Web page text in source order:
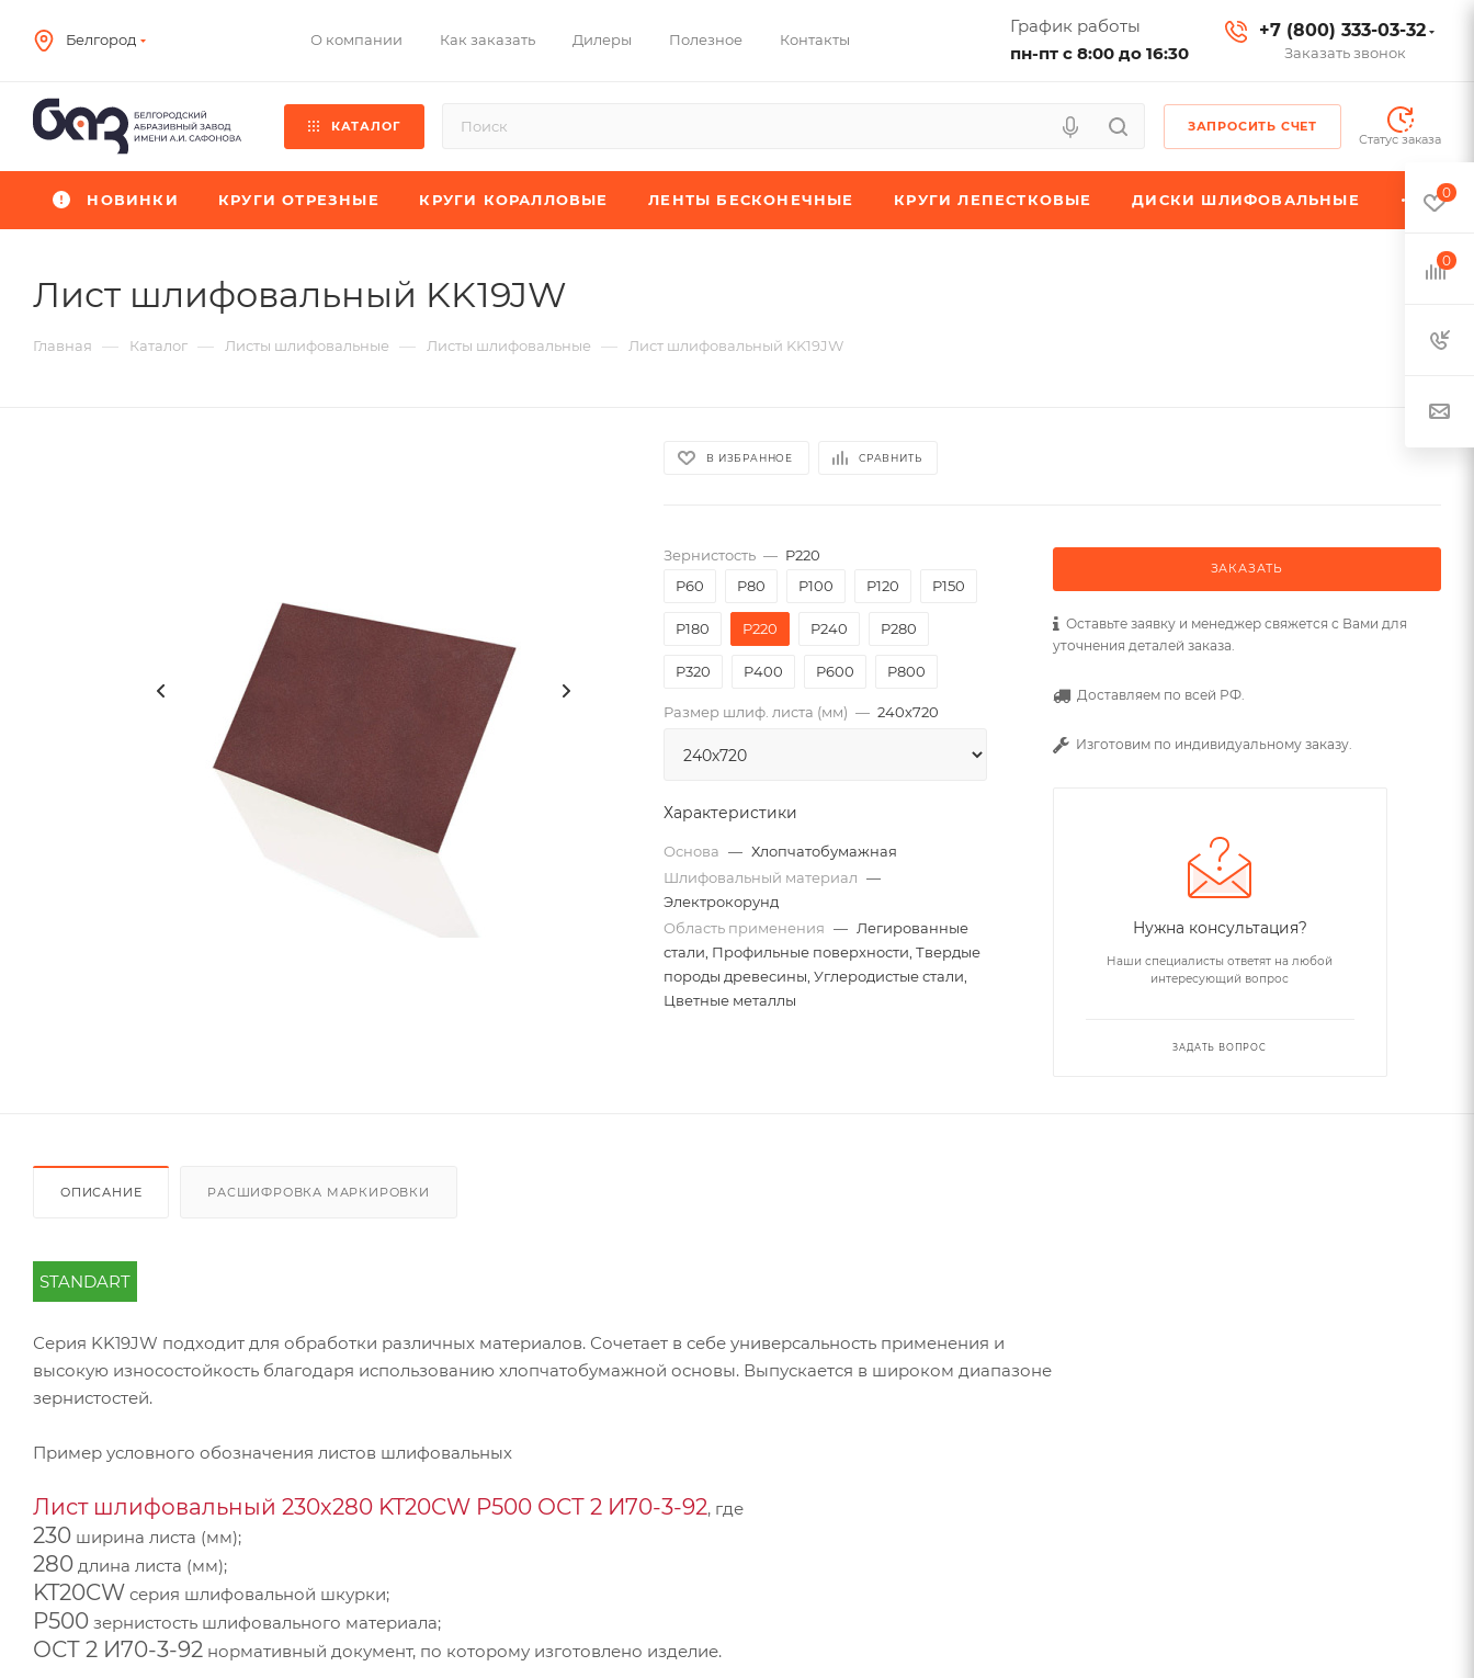
Белгород О компании Как заказать Дилеры Полезное Контакты
График работы
пн-пт с 8:00 до 16:30
+7 (800) 333-03-32
Заказать звонок
КАТАЛОГ
ЗАПРОСИТЬ СЧЕТ
Статус заказа
НОВИНКИ КРУГИ ОТРЕЗНЫЕ КРУГИ КОРАЛЛОВЫЕ ЛЕНТЫ БЕСКОНЕЧНЫЕ КРУГИ ЛЕПЕСТКОВЫЕ ДИСКИ ШЛИФОВАЛЬНЫЕ
Лист шлифовальный KK19JW
Главная — Каталог — Листы шлифовальные — Листы шлифовальные — Лист шлифовальный KK19JW
В ИЗБРАННОЕ СРАВНИТЬ
Зернистость — P220
P60
P80 P100 P120 P150
P180 P220 P240 P280
P320 P400 P600 P800
Размер шлиф. листа (мм) — 240х720
Характеристики
Основа — Хлопчатобумажная
Шлифовальный материал —
Электрокорунд
Область применения — Легированные
стали, Профильные поверхности, Твердые
породы древесины, Углеродистые стали,
Цветные металлы
ЗАКАЗАТЬ
Оставьте заявку и менеджер свяжется с Вами для
уточнения деталей заказа.
Доставляем по всей РФ.
Изготовим по индивидуальному заказу.
Нужна консультация?
Наши специалисты ответят на любой
интересующий вопрос
ЗАДАТЬ ВОПРОС
ОПИСАНИЕ РАСШИФРОВКА МАРКИРОВКИ
STANDART
Серия KK19JW подходит для обработки различных материалов. Сочетает в себе универсальность применения и
высокую износостойкость благодаря использованию хлопчатобумажной основы. Выпускается в широком диапазоне
зернистостей.
Пример условного обозначения листов шлифовальных
Лист шлифовальный 230х280 KT20CW P500 ОСТ 2 И70-3-92, где
230 ширина листа (мм);
280 длина листа (мм);
KT20CW серия шлифовальной шкурки;
P500 зернистость шлифовального материала;
ОСТ 2 И70-3-92 нормативный документ, по которому изготовлено изделие.
0
0